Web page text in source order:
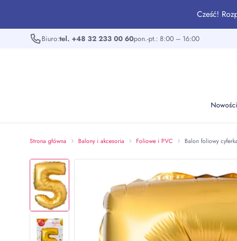
Cześć!
Biuro:tel. +48 32 233 00 60pon.-pt.: 8:00 – 16:00
Nowości
Strona główna Balony i akcesoria Foliowe i PVC Balon foliowy